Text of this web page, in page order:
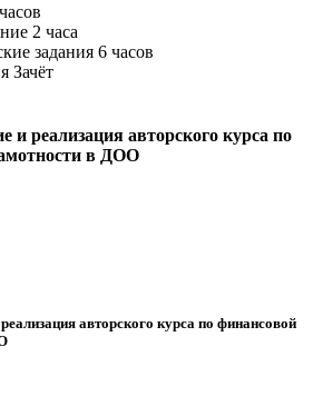
2 часа
задания 6 часов
Зачёт
и реализация авторского курса по
в ДОО
авторского курса по финансовой